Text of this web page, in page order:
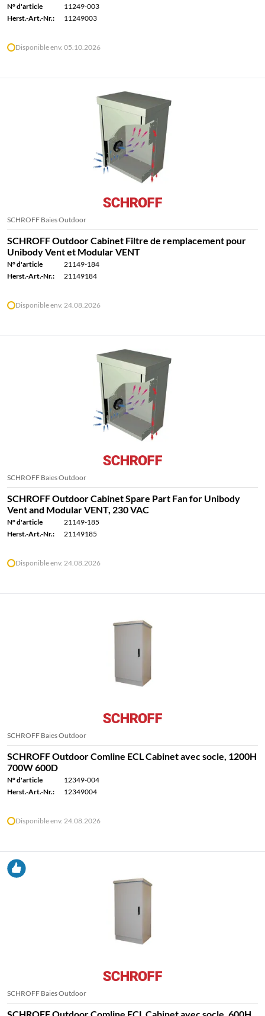
N° d'article
11249-003
Herst.-Art.-Nr.:
11249003
Disponible env. 05.10.2026
SCHROFF Baies Outdoor
SCHROFF Outdoor Cabinet Filtre de remplacement pour
Unibody Vent et Modular VENT
N° d'article
21149-184
Herst.-Art.-Nr.:
21149184
Disponible env. 24.08.2026
SCHROFF Baies Outdoor
SCHROFF Outdoor Cabinet Spare Part Fan for Unibody
Vent and Modular VENT, 230 VAC
N° d'article
21149-185
Herst.-Art.-Nr.:
21149185
Disponible env. 24.08.2026
SCHROFF Baies Outdoor
SCHROFF Outdoor Comline ECL Cabinet avec socle, 1200H
700W 600D
N° d'article
12349-004
Herst.-Art.-Nr.:
12349004
Disponible env. 24.08.2026
SCHROFF Baies Outdoor